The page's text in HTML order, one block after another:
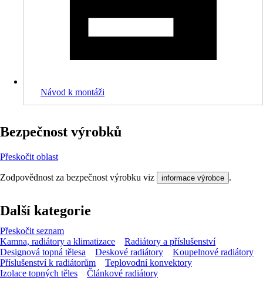
Návod k montáži
Bezpečnost výrobků
Přeskočit oblast
Zodpovědnost za bezpečnost výrobku viz informace výrobce .
Další kategorie
Přeskočit seznam
Kamna, radiátory a klimatizace
Radiátory a příslušenství
Designová topná tělesa
Deskové radiátory
Koupelnové radiátory
Příslušenství k radiátorům
Teplovodní konvektory
Izolace topných těles
Článkové radiátory